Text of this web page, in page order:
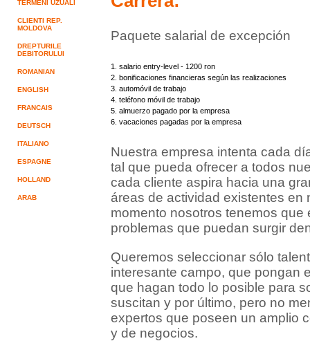
TERMENI UZUALI
CLIENTI REP.
MOLDOVA
DREPTURILE
DEBITORULUI
ROMANIAN
ENGLISH
FRANCAIS
DEUTSCH
ITALIANO
ESPAGNE
HOLLAND
ARAB
Paquete salarial de excepción
1. salario entry-level - 1200 ron
2. bonificaciones financieras según las realizaciones
3. automóvil de trabajo
4. teléfono móvil de trabajo
5. almuerzo pagado por la empresa
6. vacaciones pagadas por la empresa
Nuestra empresa intenta cada
tal que pueda ofrecer a todos
cada cliente aspira hacia una
áreas de actividad existentes
momento nosotros tenemos
problemas que puedan surgir
Queremos seleccionar sólo
interesante campo, que pongan
que hagan todo lo posible para
suscitan y por último, pero no
expertos que poseen un amplio
y de negocios.